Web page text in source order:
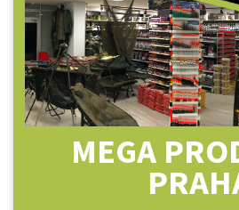
MEGA